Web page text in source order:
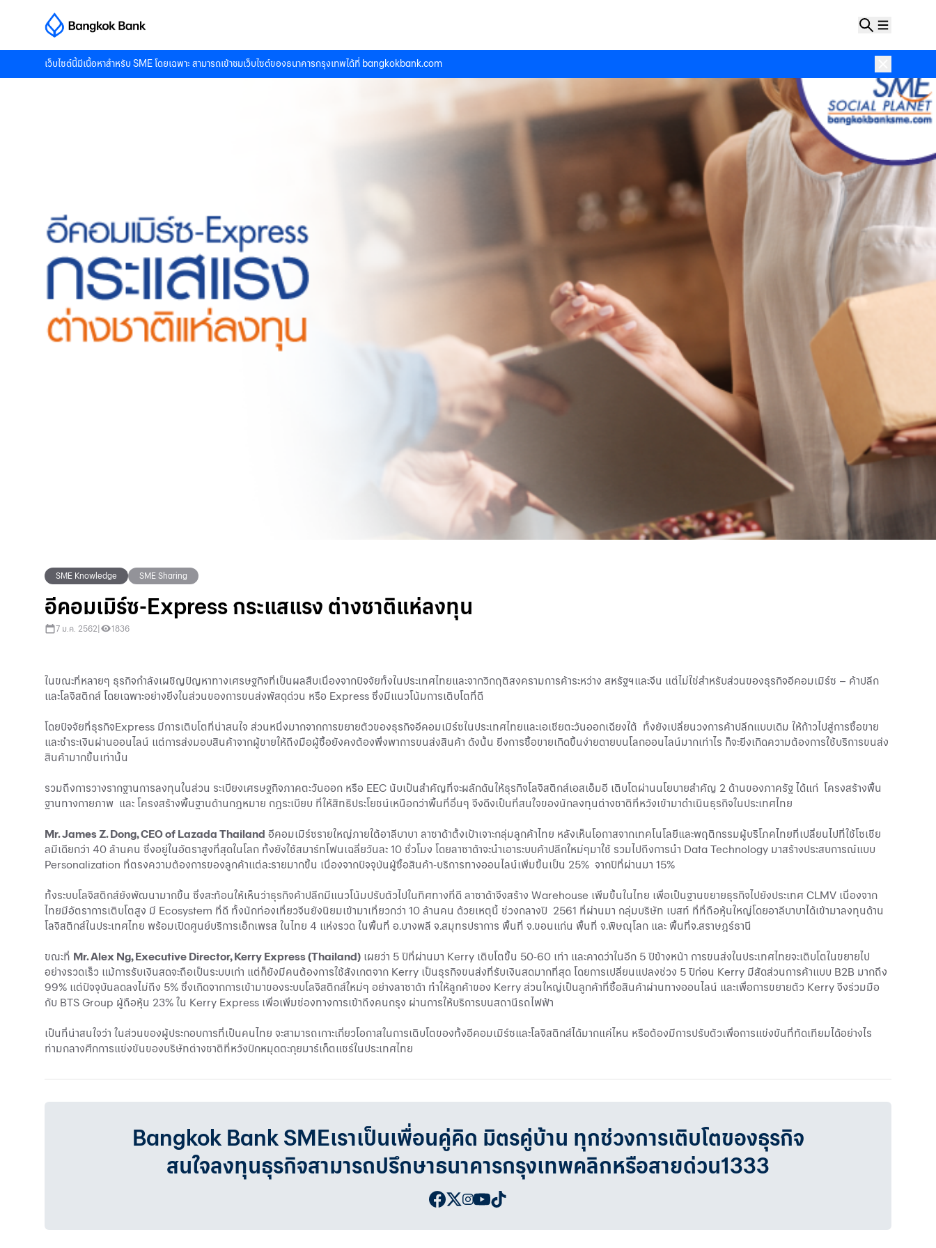
เว็บไซต์นี้มีเนื้อหาสำหรับ SME โดยเฉพาะ สามารถเข้าชมเว็บไซต์ของธนาคารกรุงเทพได้ที่ bangkokbank.com
SME Knowledge SME Sharing
อีคอมเมิร์ซ-Express กระแสแรง ต่างชาติแห่ลงทุน
7 ม.ค. 2562| 1836
ในขณะที่หลายๆ ธุรกิจกำลังเผชิญปัญหาทางเศรษฐกิจที่เป็นผลสืบเนื่องจากปัจจัยทั้งในประเทศไทยและจากวิกฤติสงครามการค้าระหว่าง สหรัฐฯและจีน แต่ไม่ใช่สำหรับส่วนของธุรกิจอีคอมเมิร์ซ – ค้าปลีก
และโลจิสติกส์ โดยเฉพาะอย่างยิ่งในส่วนของการขนส่งพัสดุด่วน หรือ Express ซึ่งมีแนวโน้มการเติบโตที่ดี
โดยปัจจัยที่ธุรกิจExpress มีการเติบโตที่น่าสนใจ ส่วนหนึ่งมากจากการขยายตัวของธุรกิจอีคอมเมิร์ซในประเทศไทยและเอเชียตะวันออกเฉียงใต้ ทั้งยังเปลี่ยนวงการค้าปลีกแบบเดิม ให้ก้าวไปสู่การซื้อขาย
และชำระเงินผ่านออนไลน์ แต่การส่งมอบสินค้าจากผู้ขายให้ถึงมือผู้ซื้อยังคงต้องพึ่งพาการขนส่งสินค้า ดังนั้น ยิ่งการซื้อขายเกิดขึ้นง่ายดายบนโลกออนไลน์มากเท่าไร ก็จะยิ่งเกิดความต้องการใช้บริการขนส่ง
สินค้ามากขึ้นเท่านั้น
รวมถึงการวางรากฐานการลงทุนในส่วน ระเบียงเศรษฐกิจภาคตะวันออก หรือ EEC นับเป็นสำคัญที่จะผลักดันให้ธุรกิจโลจิสติกส์เอสเอ็มอี เติบโตผ่านนโยบายสำคัญ 2 ด้านของภาครัฐ ได้แก่ โครงสร้างพื้น
ฐานทางกายภาพ และ โครงสร้างพื้นฐานด้านกฎหมาย กฎระเบียบ ที่ให้สิทธิประโยชน์เหนือกว่าพื้นที่อื่นๆ จึงดึงเป็นที่สนใจของนักลงทุนต่างชาติที่หวังเข้ามาดำเนินธุรกิจในประเทศไทย
Mr. James Z. Dong, CEO of Lazada Thailand อีคอมเมิร์ซรายใหญ่ภายใต้อาลีบาบา ลาซาด้าตั้งเป้าเจาะกลุ่มลูกค้าไทย หลังเห็นโอกาสจากเทคโนโลยีและพฤติกรรมผู้บริโภคไทยที่เปลี่ยนไปที่ใช้โซเชีย
ลมีเดียกว่า 40 ล้านคน ซึ่งอยู่ในอัตราสูงที่สุดในโลก ทั้งยังใช้สมาร์ทโฟนเฉลี่ยวันละ 10 ชั่วโมง โดยลาซาด้าจะนำเอาระบบค้าปลีกใหม่ๆมาใช้ รวมไปถึงการนำ Data Technology มาสร้างประสบการณ์แบบ
Personalization ที่ตรงความต้องการของลูกค้าแต่ละรายมากขึ้น เนื่องจากปัจจุบันผู้ซื้อสินค้า-บริการทางออนไลน์เพิ่มขึ้นเป็น 25% จากปีที่ผ่านมา 15%
ทั้งระบบโลจิสติกส์ยังพัฒนามากขึ้น ซึ่งสะท้อนให้เห็นว่าธุรกิจค้าปลีกมีแนวโน้มปรับตัวไปในทิศทางที่ดี ลาซาด้าจึงสร้าง Warehouse เพิ่มขึ้นในไทย เพื่อเป็นฐานขยายธุรกิจไปยังประเทศ CLMV เนื่องจาก
ไทยมีอัตราการเติบโตสูง มี Ecosystem ที่ดี ทั้งนักท่องเที่ยวจีนยังนิยมเข้ามาเที่ยวกว่า 10 ล้านคน ด้วยเหตุนี้ ช่วงกลางปี 2561 ที่ผ่านมา กลุ่มบริษัท เบสท์ ที่ที่ถือหุ้นใหญ่โดยอาลีบาบาได้เข้ามาลงทุนด้าน
โลจิสติกส์ในประเทศไทย พร้อมเปิดศูนย์บริการเอ็กเพรส ในไทย 4 แห่งรวด ในพื้นที่ อ.บางพลี จ.สมุทรปราการ พื้นที่ จ.ขอนแก่น พื้นที่ จ.พิษณุโลก และ พื้นที่จ.สราษฎร์ธานี
ขณะที่ Mr. Alex Ng, Executive Director, Kerry Express (Thailand) เผยว่า 5 ปีที่ผ่านมา Kerry เติบโตขึ้น 50-60 เท่า และคาดว่าในอีก 5 ปีข้างหน้า การขนส่งในประเทศไทยจะเติบโตในขยายไป
อย่างรวดเร็ว แม้การรับเงินสดจะถือเป็นระบบเก่า แต่ก็ยังมีคนต้องการใช้สังเกตจาก Kerry เป็นธุรกิจขนส่งที่รับเงินสดมากที่สุด โดยการเปลี่ยนแปลงช่วง 5 ปีก่อน Kerry มีสัดส่วนการค้าแบบ B2B มากถึง
99% แต่ปัจจุบันลดลงไม่ถึง 5% ซึ่งเกิดจากการเข้ามาของระบบโลจิสติกส์ใหม่ๆ อย่างลาซาด้า ทำให้ลูกค้าของ Kerry ส่วนใหญ่เป็นลูกค้าที่ซื้อสินค้าผ่านทางออนไลน์ และเพื่อการขยายตัว Kerry จึงร่วมมือ
กับ BTS Group ผู้ถือหุ้น 23% ใน Kerry Express เพื่อเพิ่มช่องทางการเข้าถึงคนกรุง ผ่านการให้บริการบนสถานีรถไฟฟ้า
เป็นที่น่าสนใจว่า ในส่วนของผู้ประกอบการที่เป็นคนไทย จะสามารถเกาะเกี่ยวโอกาสในการเติบโตของทั้งอีคอมเมิร์ซและโลจิสติกส์ได้มากแค่ไหน หรือต้องมีการปรับตัวเพื่อการแข่งขันที่ทัดเทียมได้อย่างไร
ท่ามกลางศึกการแข่งขันของบริษัทต่างชาติที่หวังปักหมุดตะกุยมาร์เก็ตแชร์ในประเทศไทย
Bangkok Bank SMEเราเป็นเพื่อนคู่คิด มิตรคู่บ้าน ทุกช่วงการเติบโตของธุรกิจ
สนใจลงทุนธุรกิจสามารถปรึกษาธนาคารกรุงเทพคลิกหรือสายด่วน1333